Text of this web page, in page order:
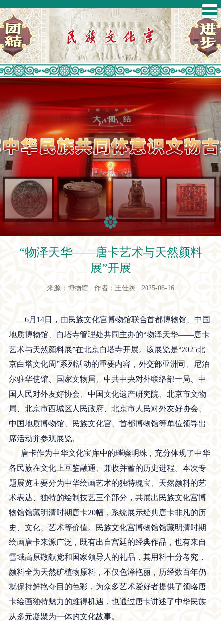
“物泽天华——唐卡艺术与天然颜料
展”开展
来源：博物馆 作者：王佳炎 2025-06-16
6月14日，由民族文化宫博物馆联合首都博物馆、中国
地质博物馆、白塔寺管理处共同主办的“物泽天华——唐卡
艺术与天然颜料展”在北京白塔寺开展。该展览是“2025北
京白塔文化周”系列活动的重要内容，外交部亚洲司、尼泊
尔驻华使馆、国家文物局、中共中央对外联络部一局、中
国人民对外友好协会、中国文化遗产研究院、北京市文物
局、北京市西城区人民政府、北京市人民对外友好协会、
中国地质博物馆、民族文化宫、首都博物馆等单位领导出
席活动并参观展览。
唐卡作为中华文化宝库中的璀璨明珠，充分体现了中华
各民族在文化上互鉴融通、兼收并蓄的历史进程。本次专
题展览主要分为中华绘画艺术的独特瑰宝、天然颜料的艺
术表达、独特的绘制技艺三个部分，共展出民族文化宫博
物馆馆藏明清时期唐卡20幅，系统展示经典唐卡非凡的历
史、文化、艺术等价值。民族文化宫博物馆馆藏明清时期
绘画唐卡来源广泛，既有出自宫廷的经典作品，也有来自
雪域高原敬献党和国家领导人的礼品，其用料十分考究，
颜料全为天然矿植物原料，不仅色泽艳丽，历经数百年仍
就保持鲜艳夺目的色彩，为众多艺术爱好者提供了领略唐
卡绘画独特魅力的难得机遇，也通过唐卡讲述了中华民族
从多元凝聚为一体的文化故事。